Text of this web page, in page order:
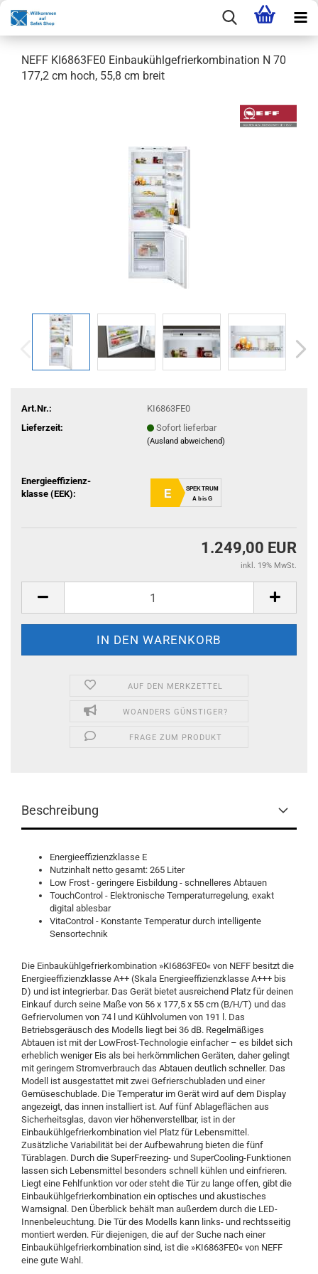
NEFF KI6863FE0 Einbaukühlgefrierkombination N 70
177,2 cm hoch, 55,8 cm breit
Art.Nr.:
KI6863FE0
Lieferzeit:
Sofort lieferbar
(Ausland abweichend)
Energieeffizienz-
klasse (EEK):
E
SPEKTRUM
A bis G
1.249,00 EUR
inkl. 19% MwSt.
AUF DEN MERKZETTEL
WOANDERS GÜNSTIGER?
FRAGE ZUM PRODUKT
Beschreibung
Energieeffizienzklasse E
Nutzinhalt netto gesamt: 265 Liter
Low Frost - geringere Eisbildung - schnelleres Abtauen
TouchControl - Elektronische Temperaturregelung, exakt
digital ablesbar
VitaControl - Konstante Temperatur durch intelligente
Sensortechnik
Die Einbaukühlgefrierkombination »KI6863FE0« von NEFF besitzt die
Energieeffizienzklasse A++ (Skala Energieeffizienzklasse A+++ bis
D) und ist integrierbar. Das Gerät bietet ausreichend Platz für deinen
Einkauf durch seine Maße von 56 x 177,5 x 55 cm (B/H/T) und das
Gefriervolumen von 74 l und Kühlvolumen von 191 l. Das
Betriebsgeräusch des Modells liegt bei 36 dB. Regelmäßiges
Abtauen ist mit der LowFrost-Technologie einfacher – es bildet sich
erheblich weniger Eis als bei herkömmlichen Geräten, daher gelingt
mit geringem Stromverbrauch das Abtauen deutlich schneller. Das
Modell ist ausgestattet mit zwei Gefrierschubladen und einer
Gemüseschublade. Die Temperatur im Gerät wird auf dem Display
angezeigt, das innen installiert ist. Auf fünf Ablageflächen aus
Sicherheitsglas, davon vier höhenverstellbar, ist in der
Einbaukühlgefrierkombination viel Platz für Lebensmittel.
Zusätzliche Variabilität bei der Aufbewahrung bieten die fünf
Türablagen. Durch die SuperFreezing- und SuperCooling-Funktionen
lassen sich Lebensmittel besonders schnell kühlen und einfrieren.
Liegt eine Fehlfunktion vor oder steht die Tür zu lange offen, gibt die
Einbaukühlgefrierkombination ein optisches und akustisches
Warnsignal. Den Überblick behält man außerdem durch die LED-
Innenbeleuchtung. Die Tür des Modells kann links- und rechtsseitig
montiert werden. Für diejenigen, die auf der Suche nach einer
Einbaukühlgefrierkombination sind, ist die »KI6863FE0« von NEFF
eine gute Wahl.